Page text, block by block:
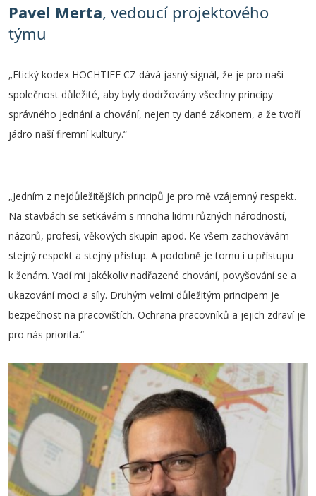
Pavel Merta, vedoucí projektového
týmu
„Etický kodex HOCHTIEF CZ dává jasný signál, že je pro naši
společnost důležité, aby byly dodržovány všechny principy
správného jednání a chování, nejen ty dané zákonem, a že tvoří
jádro naší firemní kultury.“
„Jedním z nejdůležitějších principů je pro mě vzájemný respekt.
Na stavbách se setkávám s mnoha lidmi různých národností,
názorů, profesí, věkových skupin apod. Ke všem zachovávám
stejný respekt a stejný přístup. A podobně je tomu i u přístupu
k ženám. Vadí mi jakékoliv nadřazené chování, povyšování se a
ukazování moci a síly. Druhým velmi důležitým principem je
bezpečnost na pracovištích. Ochrana pracovníků a jejich zdraví je
pro nás priorita.“